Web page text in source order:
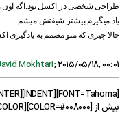
طراحی شخصی در اکسل بود.اگه اون
یاد میگیرم بیشتر شیفتش میشم.
حالا چیزی که منو مصمم به یادگیری
Mokhtari;2015/05/18, 00:01
[FONT=Tahoma][INDENT][CENTER][SIZE=3][FONT=courier new][B][FONT=comic sans ms][SIZE=3][FONT=arial]دوره های آموزش رایگان اکسل از صفر تا پیشرفته بصورت تصویری
بیش از [COLOR=#008000]60[/COLOR] جلسه آموزش ویدئویی رایگان